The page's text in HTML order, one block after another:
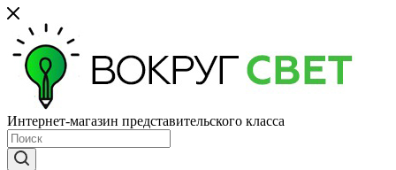
Интернет-магазин представительского класса